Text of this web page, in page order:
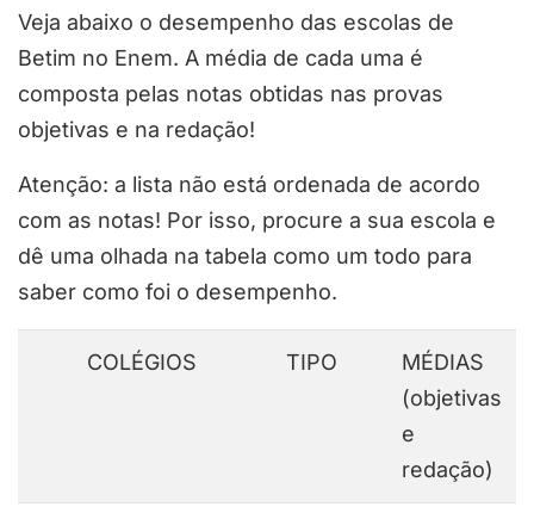
Veja abaixo o desempenho das escolas de
Betim no Enem. A média de cada uma é
composta pelas notas obtidas nas provas
objetivas e na redação!
Atenção: a lista não está ordenada de acordo
com as notas! Por isso, procure a sua escola e
dê uma olhada na tabela como um todo para
saber como foi o desempenho.
COLÉGIOS TIPO
MÉDIAS
(objetivas
e
redação)